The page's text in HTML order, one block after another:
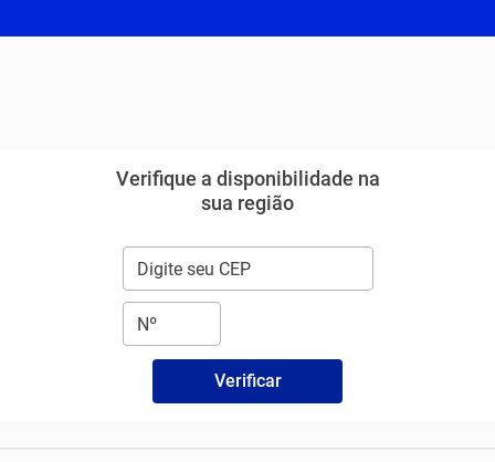
Verifique a disponibilidade na
sua região
Verificar